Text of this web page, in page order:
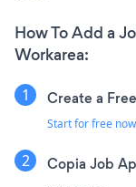
How To Add a
Workarea:
Create a
Start for free now
Copia Job